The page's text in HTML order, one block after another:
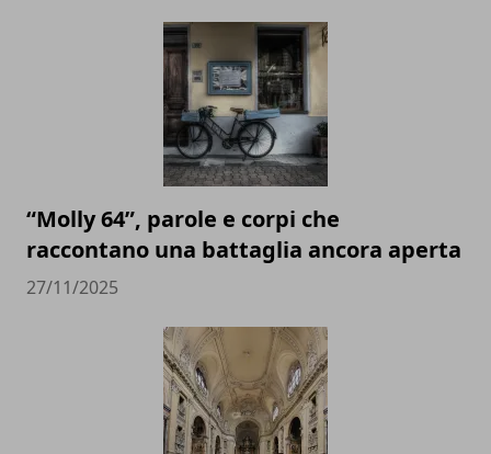
“Molly 64”, parole e corpi che
raccontano una battaglia ancora aperta
27/11/2025